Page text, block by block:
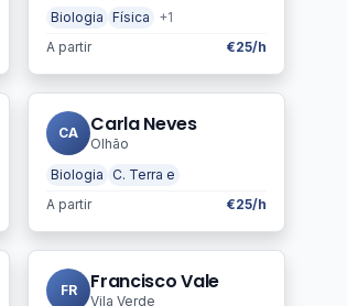
Biologia
Física
+1
A partir
€25/h
CA Carla Neves
Olhão
Biologia
C. Terra e
A partir
€25/h
FR Francisco Vale
Vila Verde